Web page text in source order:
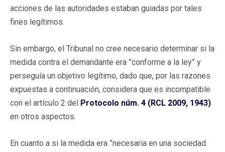
acciones de las autoridades estaban guiadas por tales
fines legítimos.
Sin embargo, el Tribunal no cree necesario determinar si la
medida contra el demandante era ”conforme a la ley” y
perseguía un objetivo legítimo, dado que, por las razones
expuestas a continuación, considera que es incompatible
con el artículo 2 del Protocolo núm. 4 (RCL 2009, 1943)
en otros aspectos.
En cuanto a si la medida era ”necesaria en una sociedad